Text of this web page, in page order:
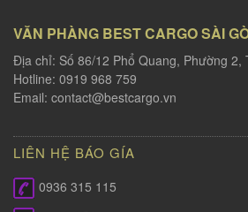
VĂN PHÀNG BEST CARGO SÀI
Địa chỉ: Số 86/12 Phổ Quang, Phường 2,
Hotline: 0919 968 759
Email: contact@bestcargo.vn
LIÊN HỆ BÁO GÍA
0936 315 115